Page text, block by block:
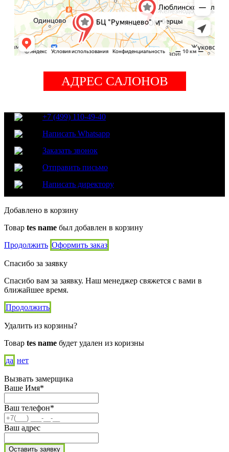
АДРЕС САЛОНОВ
+7 (499) 110-49-40
Написать Whatsapp
Заказать звонок
Отправить письмо
Написать директору
Добавлено в корзину
Товар tes name был добавлен в корзину
Продолжить Оформить заказ
Спасибо за заявку
Спасибо вам за заявку. Наш менеджер свяжется с вами в
ближайшее время.
Продолжить
Удалить из корзины?
Товар tes name будет удален из коризны
да нет
Вызвать замерщика
Ваше Имя*
Ваш телефон*
Ваш адрес
Оставить заявку